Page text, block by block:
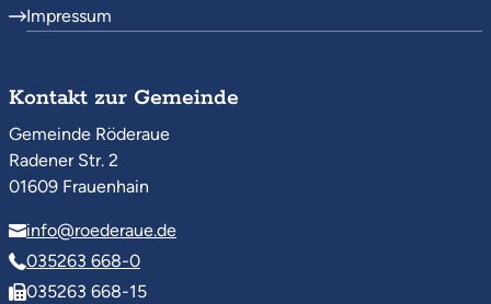
Impressum
Kontakt zur Gemeinde
Gemeinde Röderaue
Radener Str. 2
01609 Frauenhain
info@roederaue.de
035263 668-0
035263 668-15